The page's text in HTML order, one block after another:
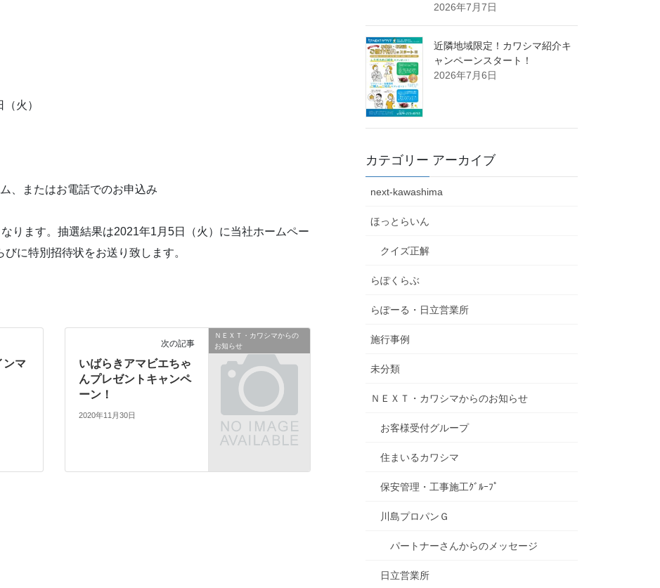
火）
、またはお電話でのお申込み
ります。抽選結果は2021年1月5日（火）に当社ホームペー
に特別招待状をお送り致します。
ンマ
ＮＥＸＴ・カワシマからの
お知らせ
次の記事
いばらきアマビエちゃ
んプレゼントキャンペ
ーン！
2020年11月30日
2026年7月7日
近隣地域限定！カワシマ紹介キ
ャンペーンスタート！
2026年7月6日
カテゴリー アーカイブ
next-kawashima
ほっとらいん
クイズ正解
らぽくらぶ
らぽーる・日立営業所
施行事例
未分類
ＮＥＸＴ・カワシマからのお知らせ
お客様受付グループ
住まいるカワシマ
保安管理・工事施工ｸﾞﾙｰﾌﾟ
川島プロパンＧ
パートナーさんからのメッセージ
日立営業所